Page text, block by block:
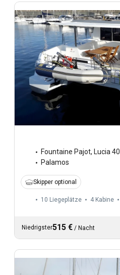
Fountaine Pajot, Lucia 40
Palamos
Skipper optional
10 Liegeplätze 4 Kabine
Niedrigster515 € / Nacht